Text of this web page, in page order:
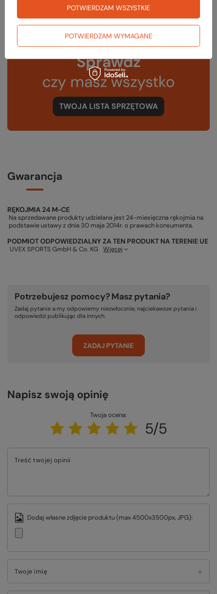
Sprawdź
czy masz wszystko
TWOJA LISTA SPRZĘTOWA
Gwarancja
RĘKOJMIA 24 M-CE
Na sprzedawane produkty udzielana jest 24-miesięczna rękojmia na
podstawie ustawy z dnia 30 maja 2014r. o prawach konsumenta.
PODMIOT ODPOWIEDZIALNY ZA TEN PRODUKT NA TERENIE UE
UVEX SPORTS GmbH & Co. KG Więcej
Potrzebujesz pomocy? Masz pytania?
Zadaj pytanie a my odpowiemy niezwłocznie, najciekawsze pytania i
odpowiedzi publikując dla innych.
ZADAJ PYTANIE
Napisz swoją opinię
Twoja ocena:
5/5
Treść twojej opinii
Dodaj własne zdjęcie produktu (max 4500x3500px, JPG):
Twoje imię
POTWIERDZAM WYMAGANE
POTWIERDZAM WSZYSTKIE